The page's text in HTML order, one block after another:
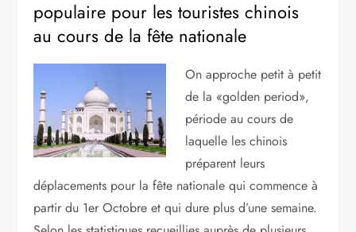
populaire pour les touristes chinois
au cours de la fête nationale
On approche petit à petit
de la «golden period»,
période au cours de
laquelle les chinois
préparent leurs
déplacements pour la fête nationale qui commence à
partir du 1er Octobre et qui dure plus d’une semaine.